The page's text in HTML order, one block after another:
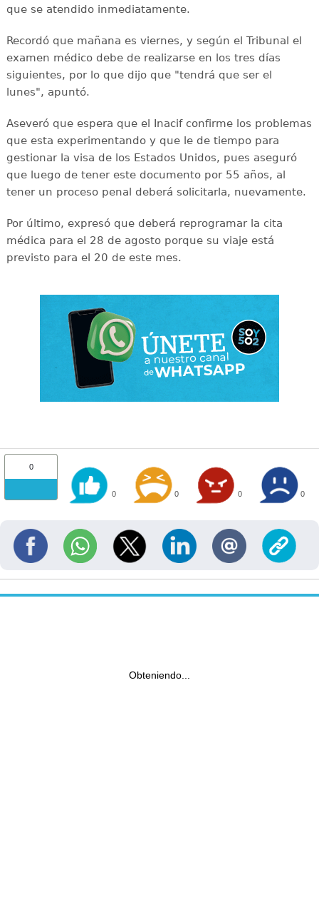
que se atendido inmediatamente.
Recordó que mañana es viernes, y según el Tribunal el
examen médico debe de realizarse en los tres días
siguientes, por lo que dijo que "tendrá que ser el
lunes", apuntó.
Aseveró que espera que el Inacif confirme los problemas
que esta experimentando y que le de tiempo para
gestionar la visa de los Estados Unidos, pues aseguró
que luego de tener este documento por 55 años, al
tener un proceso penal deberá solicitarla, nuevamente.
Por último, expresó que deberá reprogramar la cita
médica para el 28 de agosto porque su viaje está
previsto para el 20 de este mes.
0
0 0 0 0
Obteniendo...